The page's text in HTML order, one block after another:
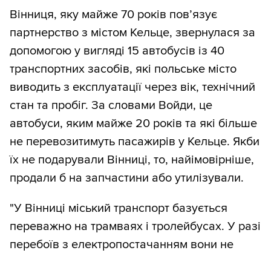
Вінниця, яку майже 70 років пов’язує
партнерство з містом Кельце, звернулася за
допомогою у вигляді 15 автобусів із 40
транспортних засобів, які польське місто
виводить з експлуатації через вік, технічний
стан та пробіг. За словами Войди, це
автобуси, яким майже 20 років та які більше
не перевозитимуть пасажирів у Кельце. Якби
їх не подарували Вінниці, то, найімовірніше,
продали б на запчастини або утилізували.
"У Вінниці міський транспорт базується
переважно на трамваях і тролейбусах. У разі
перебоїв з електропостачанням вони не